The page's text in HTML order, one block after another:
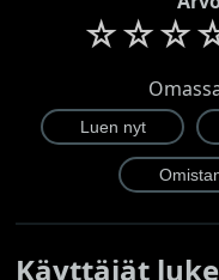
☆☆☆
Käyttäjät